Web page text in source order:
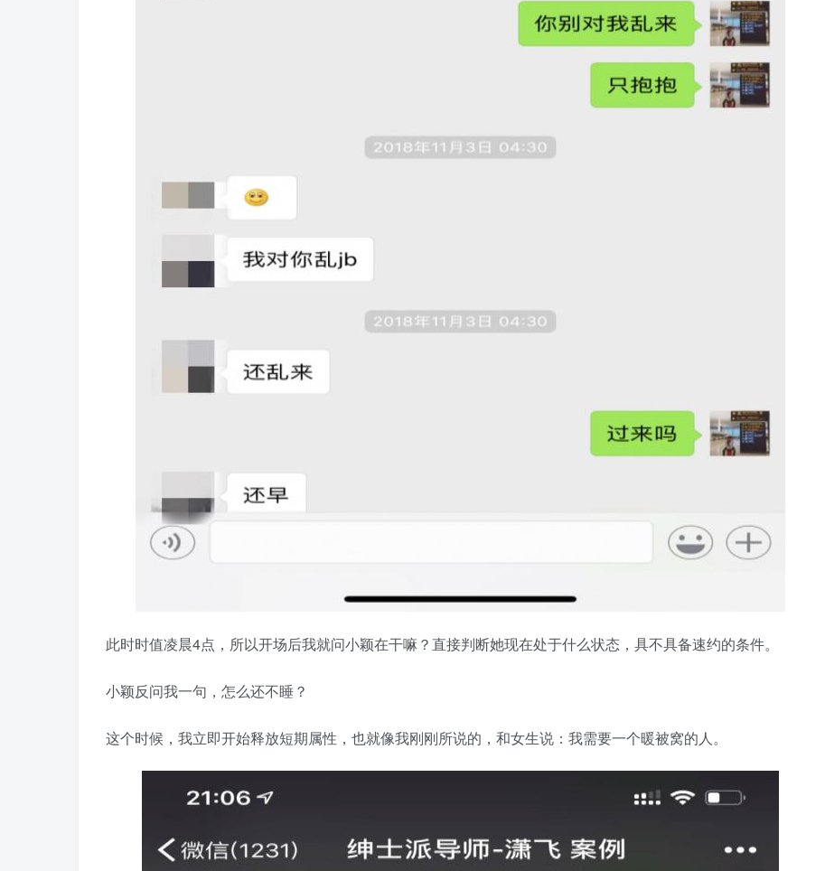
此时时值凌晨4点，所以开场后我就问小颖在干嘛？直接判断她现在处于什么状态，具不具备速约的条件。
小颖反问我一句，怎么还不睡？
这个时候，我立即开始释放短期属性，也就像我刚刚所说的，和女生说：我需要一个暖被窝的人。